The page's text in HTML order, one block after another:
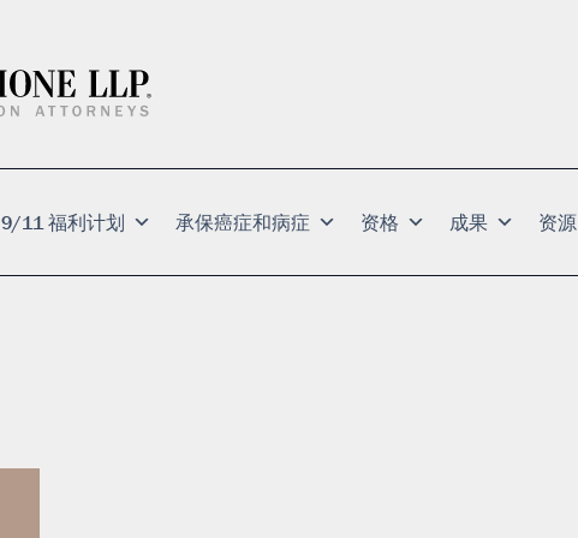
9/11 福利计划 承保癌症和病症 资格 成果 资源